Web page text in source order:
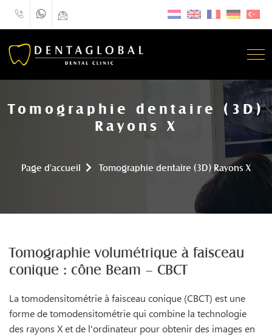
Tomographie dentaire (3D)
Rayons X
Page d'accueil Tomographie dentaire (3D) Rayons X
Tomographie volumétrique à faisceau
conique : cône Beam – CBCT
La tomodensitométrie à faisceau conique (CBCT) est une
forme de tomodensitométrie qui combine la technologie
des rayons X et de l'ordinateur pour obtenir des images en